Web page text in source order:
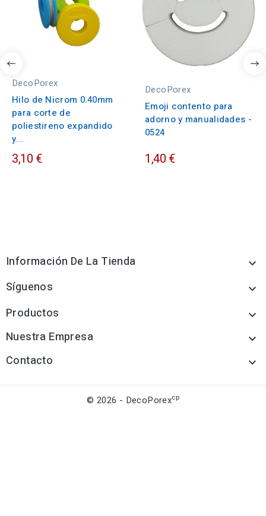
DecoPorex
Hilo de Nicrom 0.40mm
para corte de
poliestireno expandido
y...
3,10 €
DecoPorex
Emoji contento para
adorno y manualidades -
0524
1,40 €
Información De La Tienda 
Síguenos 
Productos 
Nuestra Empresa 
Contacto 
© 2026 - DecoPorexcp